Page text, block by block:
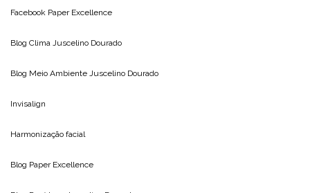
Facebook Paper Excellence
Blog Clima Juscelino Dourado
Blog Meio Ambiente Juscelino Dourado
Invisalign
Harmonização facial
Blog Paper Excellence